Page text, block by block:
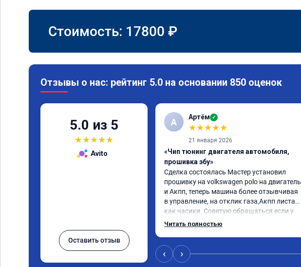
Стоимость: 17800 ₽
Отзывы о нас: рейтинг 5.0 на основании 850 оценок
5.0 из 5
★★★★★
Avito
Оставить отзыв
А Артём ✓
★★★★★
21 января 2026
«Чип тюнинг двигателя автомобиля,
прошивка эбу»
Сделка состоялась Мастер установил
прошивку на volkswagen polo на двигатель
и Акпп, теперь машина более отзывчивая
в управление, на отклик газа,Акпп листает
как часики. Советую обращаться если у
вас возникли проблемы с автомобилем
Читать полностью
‹ ›